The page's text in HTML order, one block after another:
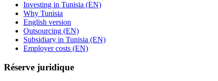
Investing in Tunisia (EN)
Why Tunisia
English version
Outsourcing (EN)
Subsidiary in Tunisia (EN)
Employer costs (EN)
Réserve juridique